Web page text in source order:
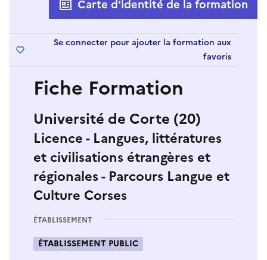
Fiche Formation
Université de Corte (20)
Licence - Langues, littératures
et civilisations étrangères et
régionales - Parcours Langue et
Culture Corses
Carte d'identité de la formation
Se connecter pour ajouter la formation aux
favoris
ÉTABLISSEMENT
ÉTABLISSEMENT PUBLIC